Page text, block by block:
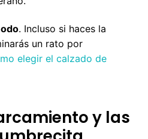
. Incluso si haces la
un rato por
elegir el calzado de
y las